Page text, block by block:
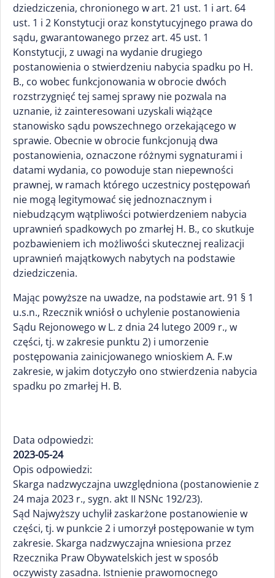
dziedziczenia, chronionego w art. 21 ust. 1 i art. 64
ust. 1 i 2 Konstytucji oraz konstytucyjnego prawa do
sądu, gwarantowanego przez art. 45 ust. 1
Konstytucji, z uwagi na wydanie drugiego
postanowienia o stwierdzeniu nabycia spadku po H.
B., co wobec funkcjonowania w obrocie dwóch
rozstrzygnięć tej samej sprawy nie pozwala na
uznanie, iż zainteresowani uzyskali wiążące
stanowisko sądu powszechnego orzekającego w
sprawie. Obecnie w obrocie funkcjonują dwa
postanowienia, oznaczone różnymi sygnaturami i
datami wydania, co powoduje stan niepewności
prawnej, w ramach którego uczestnicy postępowań
nie mogą legitymować się jednoznacznym i
niebudzącym wątpliwości potwierdzeniem nabycia
uprawnień spadkowych po zmarłej H. B., co skutkuje
pozbawieniem ich możliwości skutecznej realizacji
uprawnień majątkowych nabytych na podstawie
dziedziczenia.
Mając powyższe na uwadze, na podstawie art. 91 § 1
u.s.n., Rzecznik wniósł o uchylenie postanowienia
Sądu Rejonowego w L. z dnia 24 lutego 2009 r., w
części, tj. w zakresie punktu 2) i umorzenie
postępowania zainicjowanego wnioskiem A. F.w
zakresie, w jakim dotyczyło ono stwierdzenia nabycia
spadku po zmarłej H. B.
Data odpowiedzi:
2023-05-24
Opis odpowiedzi:
Skarga nadzwyczajna uwzględniona (postanowienie z
24 maja 2023 r., sygn. akt II NSNc 192/23).
Sąd Najwyższy uchylił zaskarżone postanowienie w
części, tj. w punkcie 2 i umorzył postępowanie w tym
zakresie. Skarga nadzwyczajna wniesiona przez
Rzecznika Praw Obywatelskich jest w sposób
oczywisty zasadna. Istnienie prawomocnego